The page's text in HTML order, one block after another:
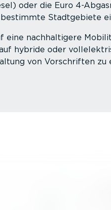
oder die Euro 4-
Stadt­ge­biete
eine nachhal­tigere
hybride oder
von Vorschriften